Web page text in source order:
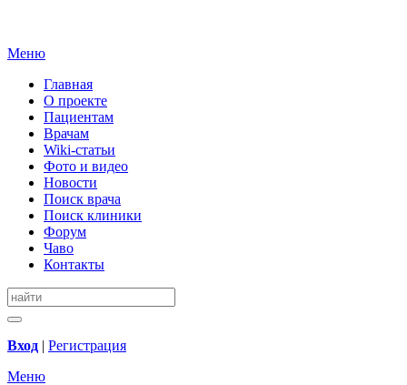
Меню
Главная
О проекте
Пациентам
Врачам
Wiki-статьи
Фото и видео
Новости
Поиск врача
Поиск клиники
Форум
Чаво
Контакты
Вход | Регистрация
Меню